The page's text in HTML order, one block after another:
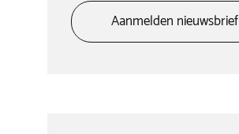
Aanmelden nieuwsbrief